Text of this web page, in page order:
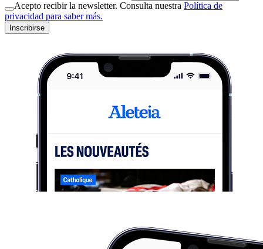
Acepto recibir la newsletter. Consulta nuestra Política de
privacidad para saber más.
Inscribirse